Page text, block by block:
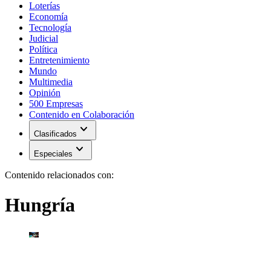
Loterías
Economía
Tecnología
Judicial
Política
Entretenimiento
Mundo
Multimedia
Opinión
500 Empresas
Contenido en Colaboración
Clasificados expand_more
Especiales expand_more
Contenido relacionados con:
Hungría